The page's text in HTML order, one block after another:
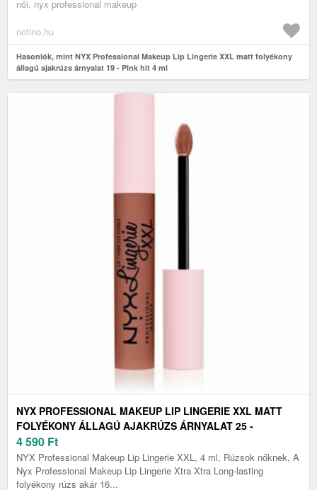
női, nyx professional makeup
notino.hu
Hasonlók, mint NYX Professional Makeup Lip Lingerie XXL matt folyékony
állagú ajakrúzs árnyalat 19 - Pink hit 4 ml
NYX PROFESSIONAL MAKEUP LIP LINGERIE XXL MATT
FOLYÉKONY ÁLLAGÚ AJAKRÚZS ÁRNYALAT 25 -
CANDELA BABE 4 ML
4 590 Ft
NYX Professional Makeup Lip Lingerie XXL, 4 ml, Rúzsok nőknek, A
Nyx Professional Makeup Lip Lingerie Xtra Xtra Long-lasting
folyékony rúzs akár 16...